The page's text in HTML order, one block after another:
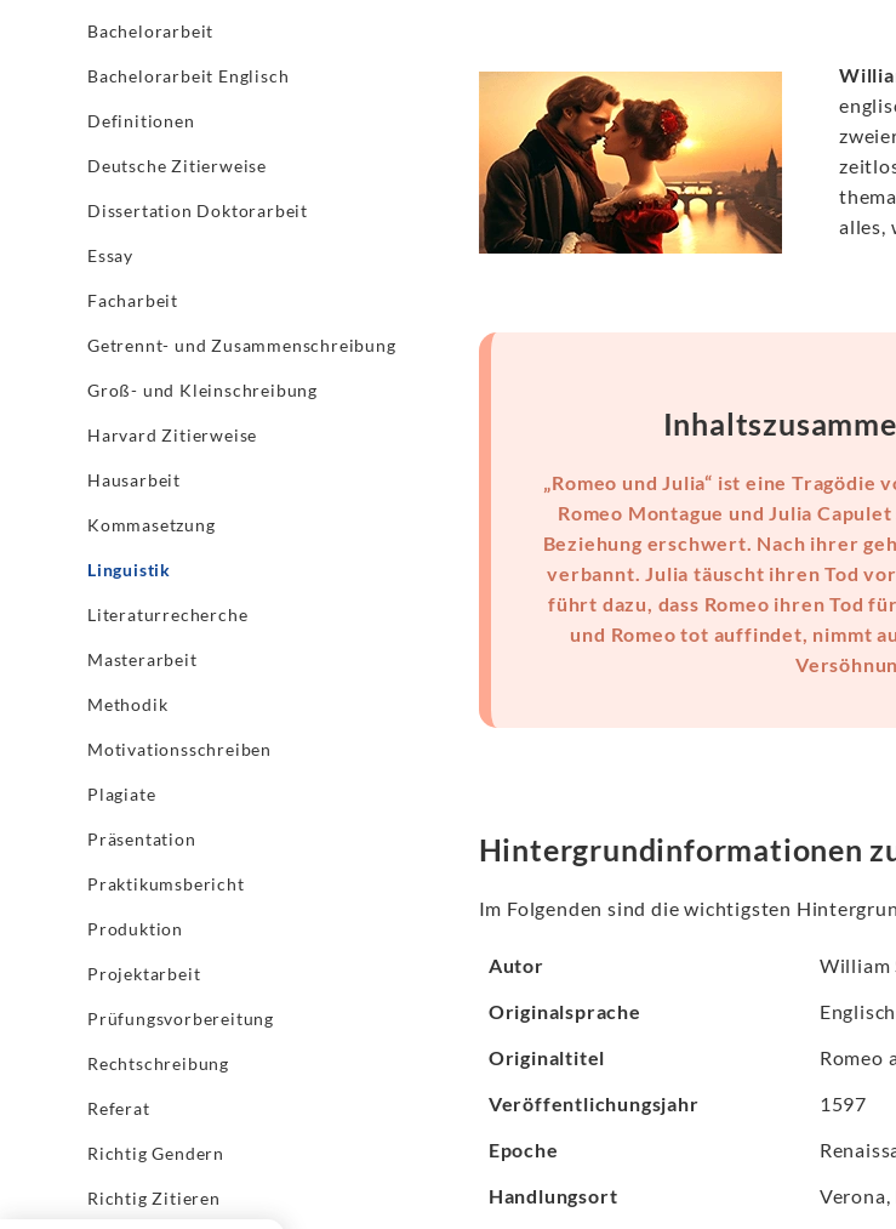
Bachelorarbeit
Bachelorarbeit Englisch
Definitionen
Deutsche Zitierweise
Dissertation Doktorarbeit
Essay
Facharbeit
Getrennt- und Zusammenschreibung
Groß- und Kleinschreibung
Harvard Zitierweise
Hausarbeit
Kommasetzung
Linguistik
Literaturrecherche
Masterarbeit
Methodik
Motivationsschreiben
Plagiate
Präsentation
Praktikumsbericht
Produktion
Projektarbeit
Prüfungsvorbereitung
Rechtschreibung
Referat
Richtig Gendern
Richtig Zitieren
alles,
„Romeo und Julia“ ist eine Tragödie
Romeo Montague und Julia
Beziehung erschwert. Nach ihrer
verbannt. Julia täuscht ihren Tod
führt dazu, dass Romeo ihren Tod
und Romeo tot auffindet, nimmt
Hintergrundinformationen
Im Folgenden sind die wichtigsten
Autor
William
Originalsprache
Englisch
Originaltitel
Romeo
Veröffentlichungsjahr
1597
Epoche
Handlungsort